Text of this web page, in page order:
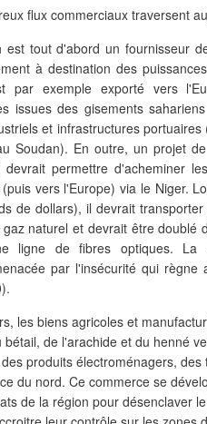
flux commerciaux traversent
est tout d'abord un fournisseur
à destination des
par exemple exporté vers
issues des gisements
et infrastructures portuaires
Soudan). En outre, un projet
devrait permettre d'acheminer
vers l'Europe) via le Niger.
de dollars), il devrait
naturel et devrait être doublé
ligne de fibres optiques. La
par l'insécurité qui
les biens agricoles et
bétail, de l'arachide et du henné
produits électroménagers,
du nord. Ce commerce se
de la région pour désenclaver